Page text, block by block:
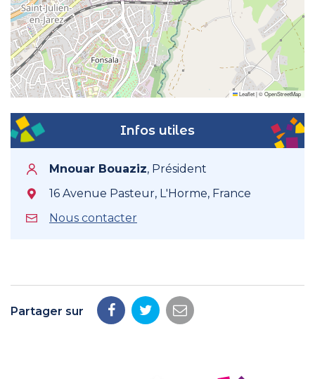
Leaflet|©OpenStreetMap
Infos utiles
Mnouar Bouaziz, Président
16 Avenue Pasteur, L'Horme, France
Nous contacter
Partager sur
PartagerPartagerPartager